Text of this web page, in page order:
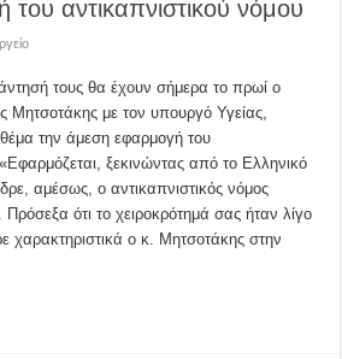
αντικαπνιστικού νόμου
τους θα έχουν σήμερα το πρωί ο
Μητσοτάκης με τον υπουργό Υγείας,
θέμα την άμεση εφαρμογή του
ξεκινώντας από το Ελληνικό
αμέσως, ο αντικαπνιστικός νόμος
ότι το χειροκρότημά σας ήταν λίγο
χαρακτηριστικά ο κ. Μητσοτάκης στην